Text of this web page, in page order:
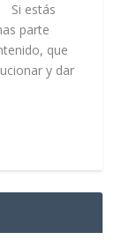
Si estás
parte
que
y dar